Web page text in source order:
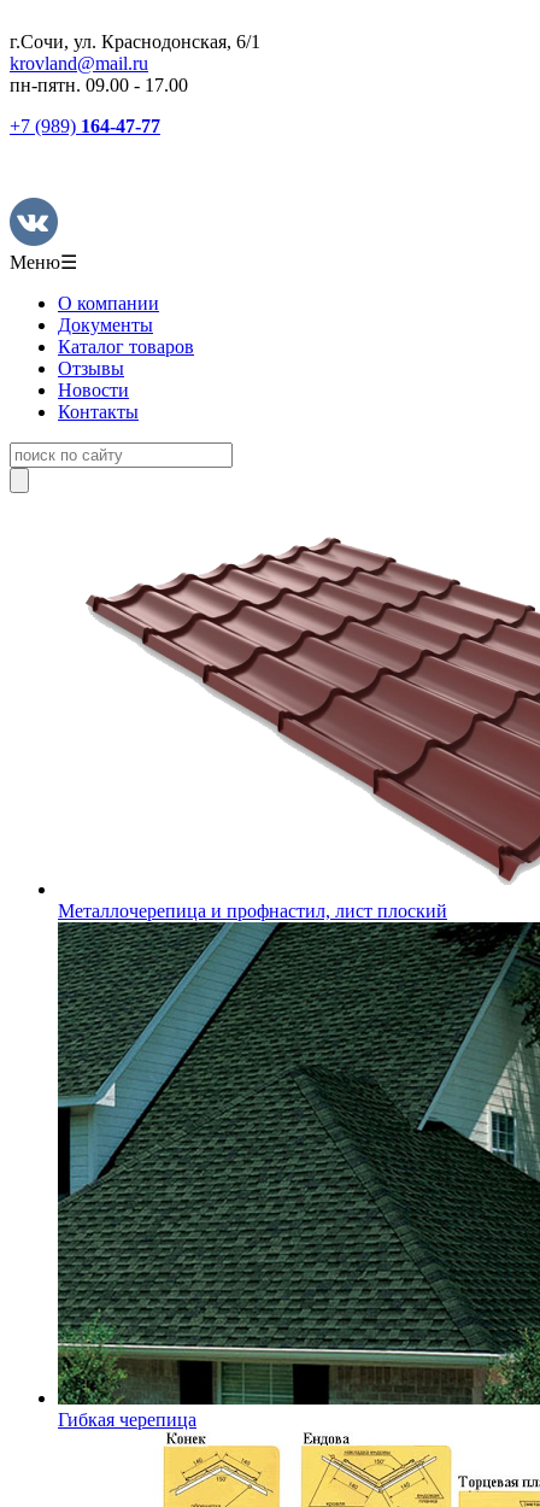
г.Сочи, ул. Краснодонская, 6/1
krovland@mail.ru
пн-пятн. 09.00 - 17.00
+7 (989) 164-47-77
Меню☰
О компании
Документы
Каталог товаров
Отзывы
Новости
Контакты
Металлочерепица и профнастил, лист плоский
Гибкая черепица